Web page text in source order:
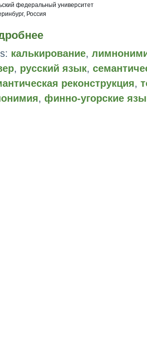
федеральный университет
Россия
калькирование,
, русский язык,
реконструкция,
, финно-угорские